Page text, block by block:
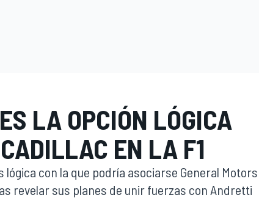
LA OPCIÓN LÓGICA
EN LA F1
con la que podría asociarse General Motors
revelar sus planes de unir fuerzas con Andretti